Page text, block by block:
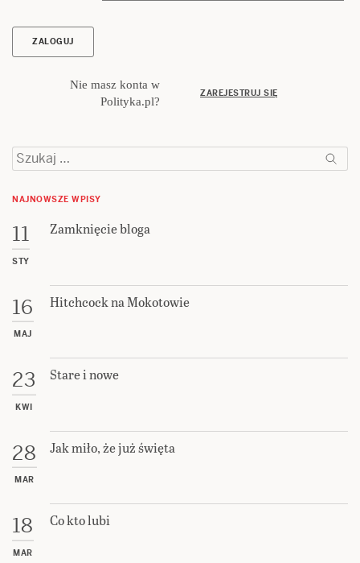
Nie masz konta w
Polityka.pl?
ZAREJESTRUJ SIĘ
Szukaj:
NAJNOWSZE WPISY
11
STY
Zamknięcie bloga
16
MAJ
Hitchcock na Mokotowie
23
KWI
Stare i nowe
28
MAR
Jak miło, że już święta
18
MAR
Co kto lubi